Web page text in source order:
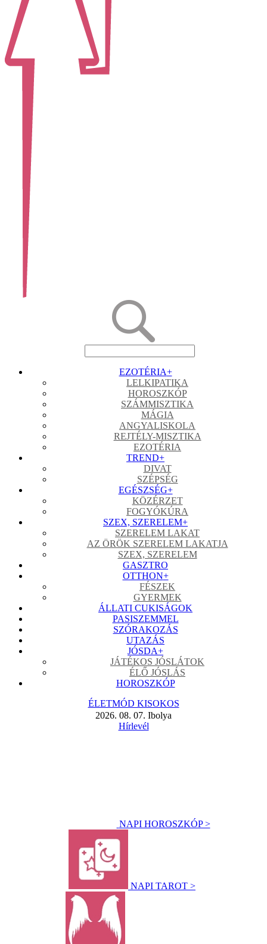
EZOTÉRIA+
LELKIPATIKA
HOROSZKÓP
SZÁMMISZTIKA
MÁGIA
ANGYALISKOLA
REJTÉLY-MISZTIKA
EZOTÉRIA
TREND+
DIVAT
SZÉPSÉG
EGÉSZSÉG+
KÖZÉRZET
FOGYÓKÚRA
SZEX, SZERELEM+
SZERELEM LAKAT
AZ ÖRÖK SZERELEM LAKATJA
SZEX, SZERELEM
GASZTRO
OTTHON+
FÉSZEK
GYERMEK
ÁLLATI CUKISÁGOK
PASISZEMMEL
SZÓRAKOZÁS
UTAZÁS
JÓSDA+
JÁTÉKOS JÓSLÁTOK
ÉLŐ JÓSLÁS
HOROSZKÓP
ÉLETMÓD KISOKOS
2026. 08. 07. Ibolya
Hírlevél
NAPI HOROSZKÓP >
NAPI TAROT >